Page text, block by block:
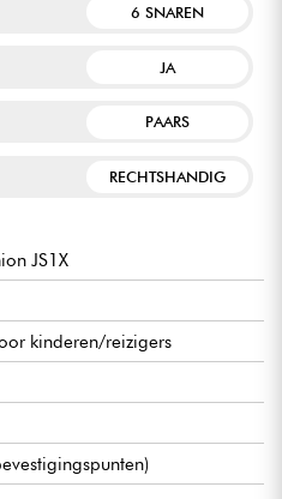
6 SNAREN
JA
PAARS
RECHTSHANDIG
JS1X
kinderen/reizigers